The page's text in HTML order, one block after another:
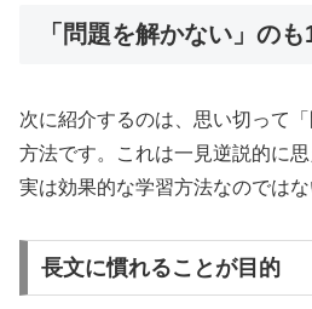
「問題を解かない」の
次に紹介するのは、思い切って
方法です。これは一見逆説的に思
実は効果的な学習方法なのではな
長文に慣れることが目的